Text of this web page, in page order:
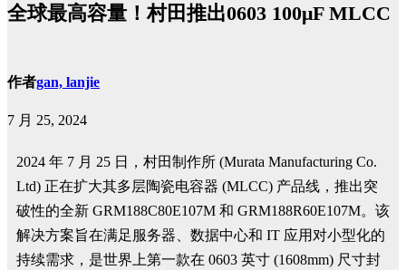
全球最高容量！村田推出0603 100μF MLCC
作者gan, lanjie
7 月 25, 2024
2024 年 7 月 25 日，村田制作所 (Murata Manufacturing Co.
Ltd) 正在扩大其多层陶瓷电容器 (MLCC) 产品线，推出突
破性的全新 GRM188C80E107M 和 GRM188R60E107M。该
解决方案旨在满足服务器、数据中心和 IT 应用对小型化的
持续需求，是世界上第一款在 0603 英寸 (1608mm) 尺寸封